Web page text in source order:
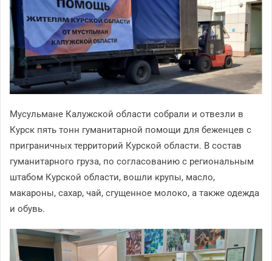
Мусульмане Калужской области собрали и отвезли в
Курск пять тонн гуманитарной помощи для беженцев с
приграничных территорий Курской области. В состав
гуманитарного груза, по согласованию с региональным
штабом Курской области, вошли крупы, масло,
макароны, сахар, чай, сгущенное молоко, а также одежда
и обувь.